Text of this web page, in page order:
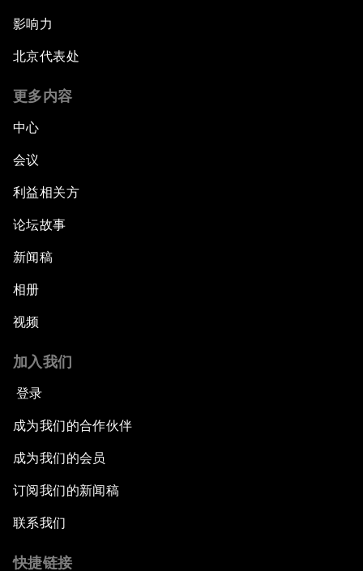
影响力
北京代表处
更多内容
中心
会议
利益相关方
论坛故事
新闻稿
相册
视频
加入我们
登录
成为我们的合作伙伴
成为我们的会员
订阅我们的新闻稿
联系我们
快捷链接